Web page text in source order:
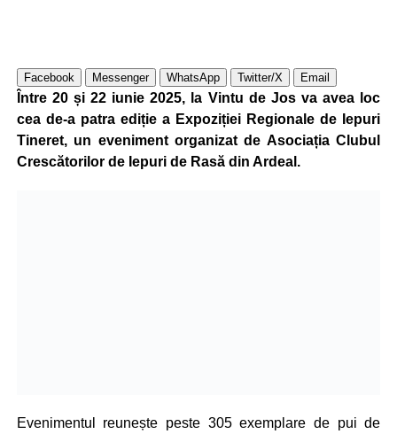
Facebook Messenger WhatsApp Twitter/X Email
Între 20 și 22 iunie 2025, la Vintu de Jos va avea loc
cea de-a patra ediție a Expoziției Regionale de Iepuri
Tineret, un eveniment organizat de Asociația Clubul
Crescătorilor de Iepuri de Rasă din Ardeal.
Evenimentul reunește peste 305 exemplare de pui de